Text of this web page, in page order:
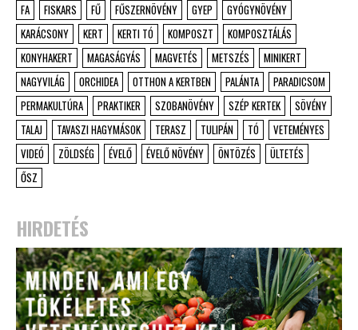
FA
FISKARS FŰ FŰSZERNÖVÉNY GYEP
GYÓGYNÖVÉNY
KARÁCSONY
KERT KERTI TÓ KOMPOSZT
KOMPOSZTÁLÁS
KONYHAKERT
MAGASÁGYÁS MAGVETÉS METSZÉS
MINIKERT
NAGYVILÁG
ORCHIDEA OTTHON A KERTBEN PALÁNTA
PARADICSOM
PERMAKULTÚRA
PRAKTIKER SZOBANÖVÉNY SZÉP KERTEK
SÖVÉNY
TALAJ
TAVASZI HAGYMÁSOK TERASZ TULIPÁN TÓ
VETEMÉNYES
VIDEÓ
ZÖLDSÉG ÉVELŐ ÉVELŐ NÖVÉNY ÖNTÖZÉS
ÜLTETÉS
ŐSZ
HIRDETÉS